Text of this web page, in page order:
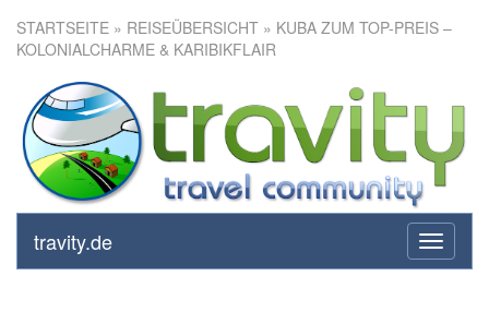
STARTSEITE » REISEÜBERSICHT » KUBA ZUM TOP-PREIS –
KOLONIALCHARME & KARIBIKFLAIR
toggle
travity.de
Kuba zum TOP-PREIS –
Kolonialcharme & Karibikflair